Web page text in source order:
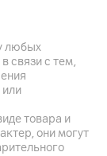
Sound Pro
любых
связи с тем,
или
товара и
они могут